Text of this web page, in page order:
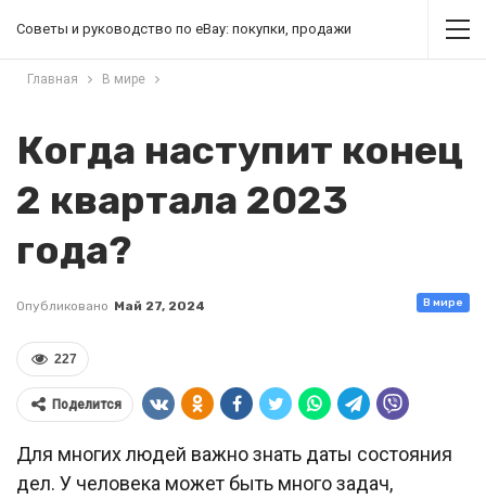
Советы и руководство по eBay: покупки, продажи
Главная В мире
Когда наступит конец
2 квартала 2023
года?
В мире
Опубликовано Май 27, 2024
227
Поделится
Для многих людей важно знать даты состояния
дел. У человека может быть много задач,